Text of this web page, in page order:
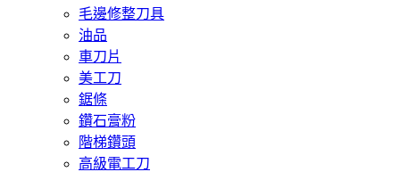
毛邊修整刀具
油品
車刀片
美工刀
鋸條
鑽石膏粉
階梯鑽頭
高級電工刀